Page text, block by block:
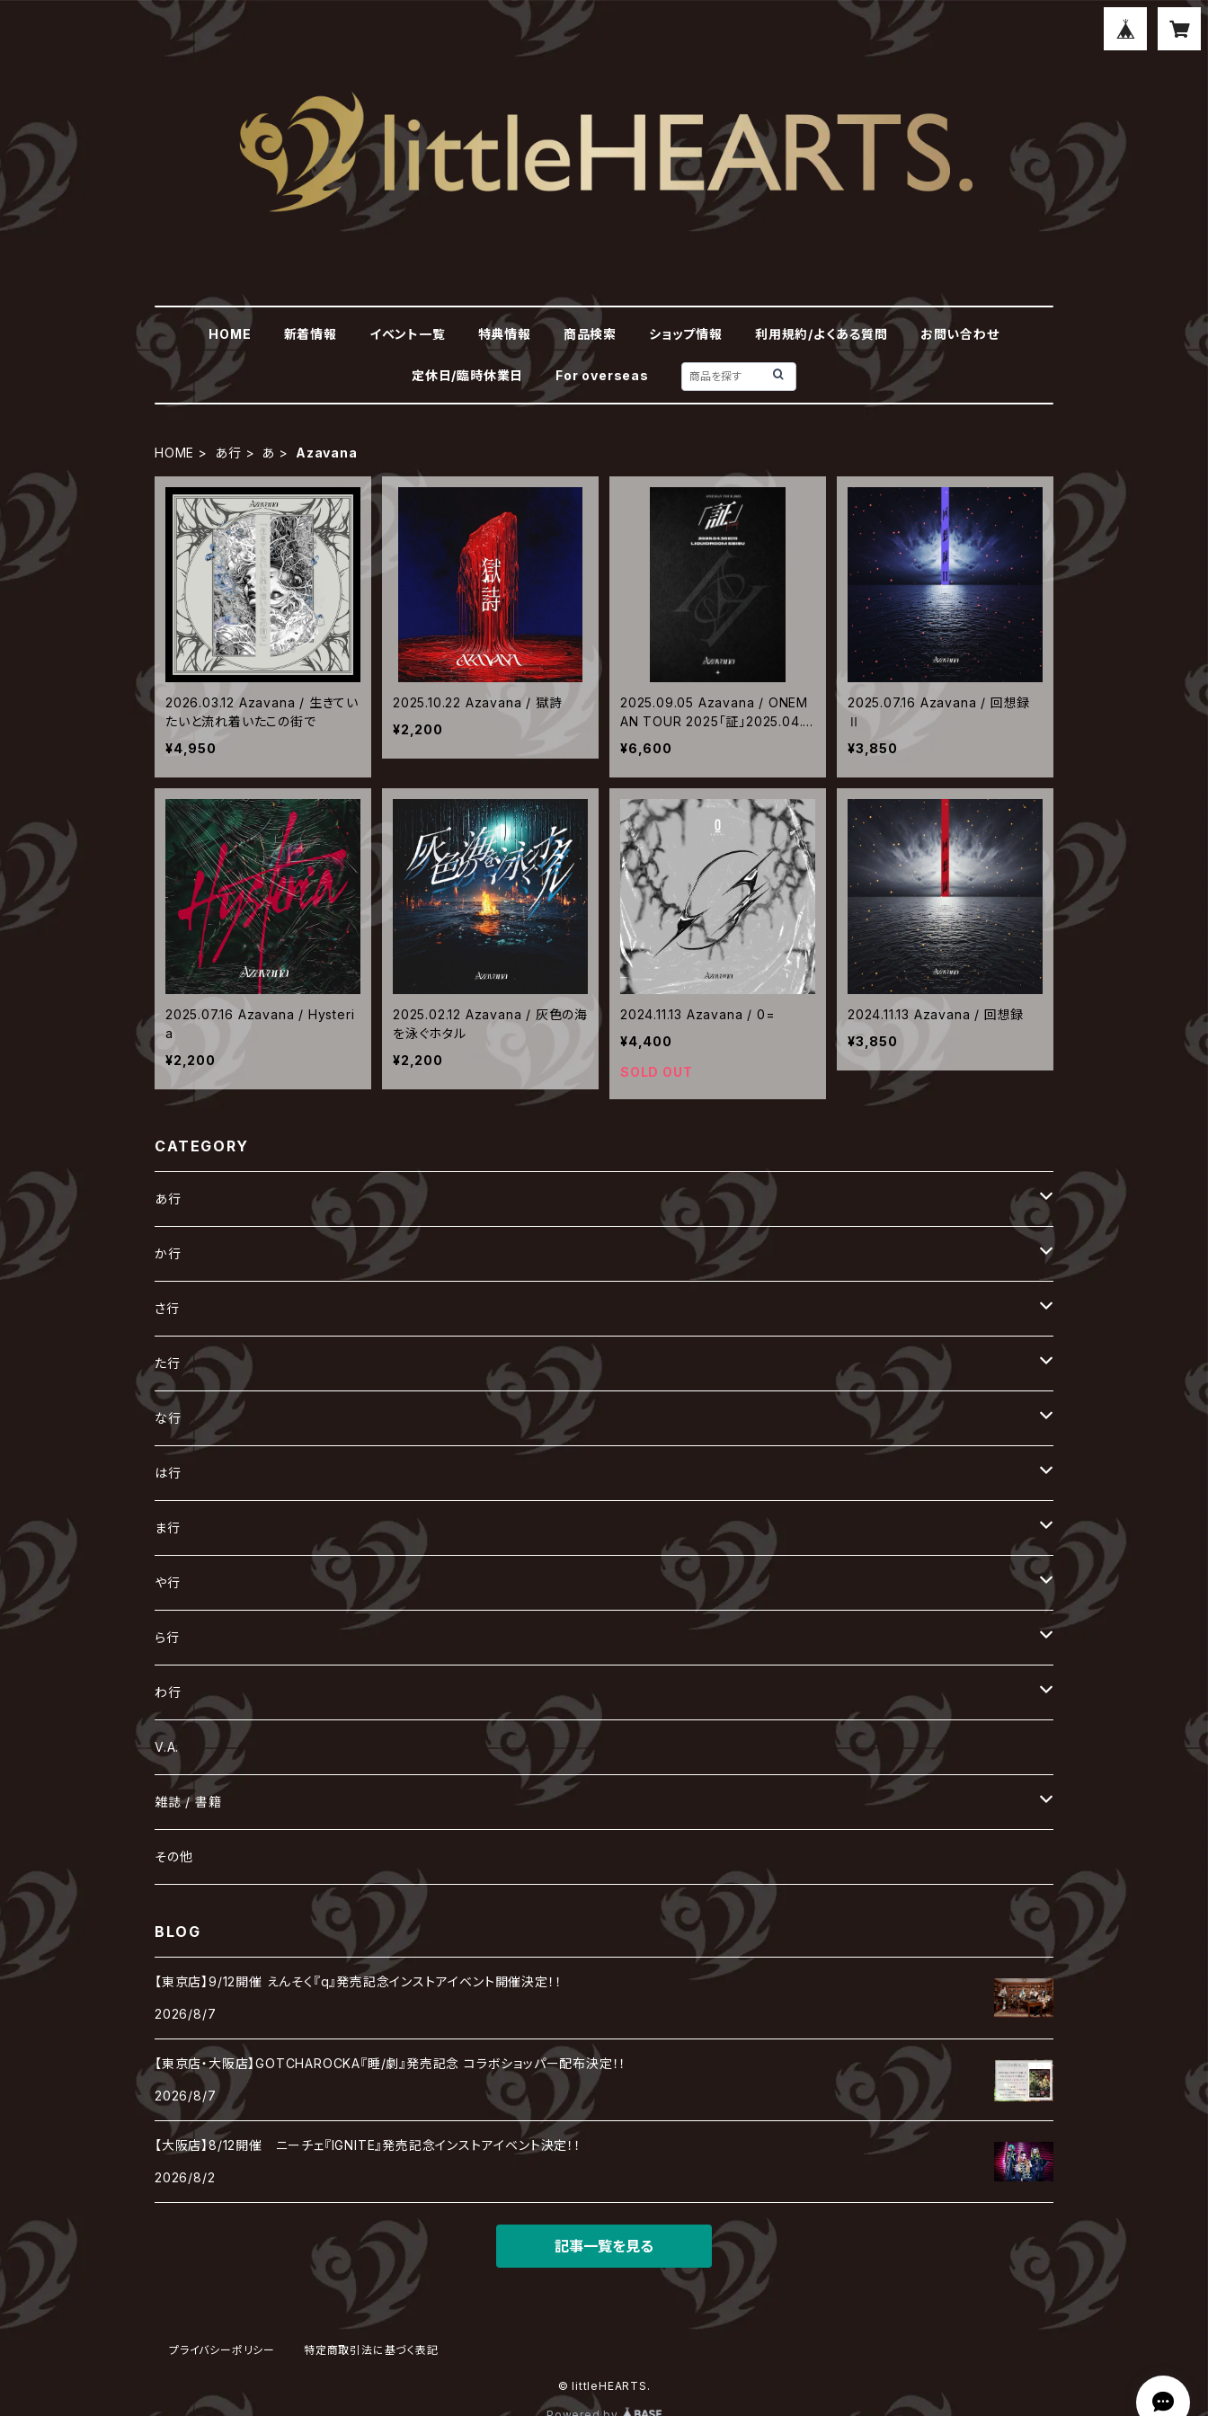
HOME 新着情報 イベント一覧 特典情報 商品検索 ショップ情報 利用規約/よくある質問 お問い合わせ
定休日/臨時休業日 For overseas
HOME あ行 あ Azavana
2026.03.12 Azavana / 生きてい
たいと流れ着いたこの街で
¥4,950
2025.10.22 Azavana / 獄詩
¥2,200
2025.09.05 Azavana / ONEM
AN TOUR 2025「証」2025.04.3
0 WED LIQUIDROOM EBISU【D
VD】
¥6,600
2025.07.16 Azavana / 回想録
Ⅱ
¥3,850
2025.07.16 Azavana / Hysteri
a
¥2,200
2025.02.12 Azavana / 灰色の海
を泳ぐホタル
¥2,200
2024.11.13 Azavana / 0=
¥4,400
SOLD OUT
2024.11.13 Azavana / 回想録
¥3,850
CATEGORY
あ行
あ
R指定
AIOLIN
i.D.A
AKIHIDE
Azavana
Acid Black Cherry
Ashmaze.
甘い暴力
アリス九號. / ALICE NINE. / A9
ΛrlequiΩ / アルルカン
Angelo
アンティック-珈琲店-
アンフィル
い
IKUO
exist†trace
色々な十字架
168 / 葵-168-
う
VIRGE / ヴァージュ
Waive
え
ACE OF SPADES
X JAPAN
LSN / The LEGENDARY SIX NINE
お
AURORIZE
OFIAM
か行
か
怪人二十面奏
Kαin
the GazettE
GOTCHAROCKA
蛾と蝶
cali≠gari
河村隆一
き
KISAKI
キズ
KIRITO / キリト
己龍
く
Crack6
グラビティ
GREN / グレン
黒夢
け
[ kei ] / 圭
仮病
こ
GOATBED
ゴールデンボンバー
CONTRASTZ
さ行
さ
ザアザア
The THIRTEEN
XANVALA
し
Zeke Deux
Z CLEAR
Sick²
ジグソウ
シド
JAKIGAN MEISTER
Chanty
sugar
Jupiter
JILUKA
す
Z CLEAR
超ジャシー
sukekiyo
SCAPEGOAT
SPLENDID GOD GIRAFFE
SLAPSLY / CHIYU
せ
ゼラ
零[Hz]
そ
SOPHIA
ZOMBIE / ぞんび
た行
た
DASEIN
DAIGO
DADAROMA
逹瑯
DAVID / SUI / 縁
DARRELL
ち
CHAQLA.
つ
て
D
DIAURA
DaizyStripper
D'ESPAIRSRAY
DEXCORE
TAKE NO BREAK
DEZERT
deadman
DEVILOOF
と
東京花嫁
Tourbillon
Dawnman
な行
な
NIGHTMARE
NAZARE
に
NiEL
NICOLAS
ぬ
nurié
ね
NETH PRIERE CAIN
NEVERLAND
の
NoGoD
NOCTURNAL BLOODLUST
は行
は
heidi.
H.U.G
BugLug
HAZUKI / 葉月
薔薇の宮殿
BAROQUE
ひ
HERO
美炎-BIEN-
HIZAKI
vistlip
hide with Spread Beaver / hide
HIDE-ZOU
ふ
Far East Dizain
Fatüm
FANTASTIC◇CIRCUS
Blu-BiLLioN
BULL ZEICHEN 88
BULL FIELD
BREAKERZ
へ
BabyKingdom
THE BEETHOVEN
ペンタゴン
ほ
POIDOL
HOLLOWGRAM
ま行
ま
THE MICRO HEAD 4N'S
MAO / マオ from SID
マガツノート
machine
マツタケワークス
摩天楼オペラ
THE MADNA
MAMA.
まみれた / MAMIRETA
み
未完成アリス
ミスイ
mitsu
む
MUCC / ムック
め
メトロノーム
MERRY / メリー
も
THE MORTAL
最上川司
や行
や
ヤミテラ / 外道反逆者ヤミテラ
ゆ
YUKIYA / 藤田幸也
ユナイト
よ
ら行
ら
rice
Rides In ReVellion
RAN / 蘭
り
Leetspeak monsters
Ricky
LIPHLICH
Lill
lynch.
る
Ruiza
LUNA SEA
れ
the Raid.
REIGN
RAZOR
LSN / The LEGENDARY SIX NINE
Rorschach.inc
ロマン急行
わ行
わ
wyse
我が為
V.A.
雑誌 / 書籍
hévn
その他
BLOG
【東京店】9/12開催 えんそく『q』発売記念インストアイベント開催決定！！
2026/8/7
【東京店・大阪店】GOTCHAROCKA『睡/劇』発売記念 コラボショッパー配布決定！！
2026/8/7
【大阪店】8/12開催 ニーチェ『IGNITE』発売記念インストアイベント決定！！
2026/8/2
記事一覧を見る
プライバシーポリシー 特定商取引法に基づく表記
© littleHEARTS.